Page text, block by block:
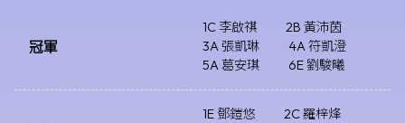
冠軍
1C 李啟祺
2B 黃沛茵
3A 張凱琳
4A 符凱澄
5A 葛安琪
6E 劉駿曦
1E 鄧鎧悠
2C 羅梓烽